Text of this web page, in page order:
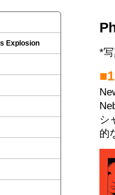
*
シ
的
Explosion